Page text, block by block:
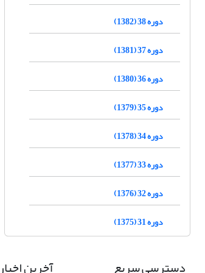
دوره 38 (1382)
دوره 37 (1381)
دوره 36 (1380)
دوره 35 (1379)
دوره 34 (1378)
دوره 33 (1377)
دوره 32 (1376)
دوره 31 (1375)
دسترسی سریع آخرین اخبار